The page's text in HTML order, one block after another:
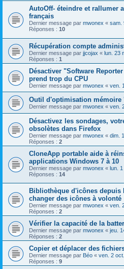
AutoOff- éteindre et rallumer
français
Dernier message par mwonex « sam.
Réponses : 10
Récupération compte
Dernier message par jjcojax « lun. 23
Réponses : 1
Désactiver "Software
prend trop du CPU
Dernier message par mwonex « ven.
Outil d'optimisation mémoire
Dernier message par mwonex « ven.
Désactivez les sondages,
obsolètes dans Firefox
Dernier message par mwonex « dim.
Réponses : 2
CloneApp portable aide à
applications Windows 7 à 10
Dernier message par mwonex « lun.
Réponses : 14
Bibliothèque d'icônes
changer des icônes à volonté
Dernier message par mwonex « ven.
Réponses : 2
Vérifier la capacité de la
Dernier message par mwonex « jeu.
Réponses : 2
Copier et déplacer des
Dernier message par Béo « ven. 2
Réponses : 9